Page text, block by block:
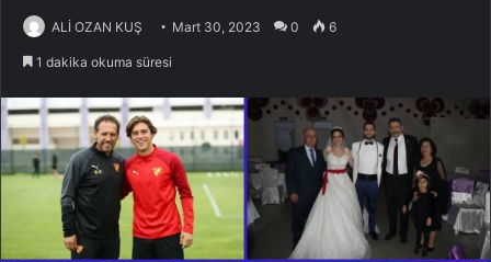
ALİ OZAN KUŞ Mart 30, 2023 0 6
1 dakika okuma süresi